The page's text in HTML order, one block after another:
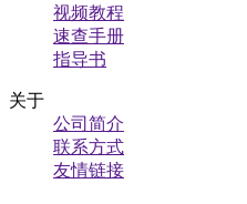
视频教程
速查手册
指导书
关于
公司简介
联系方式
友情链接